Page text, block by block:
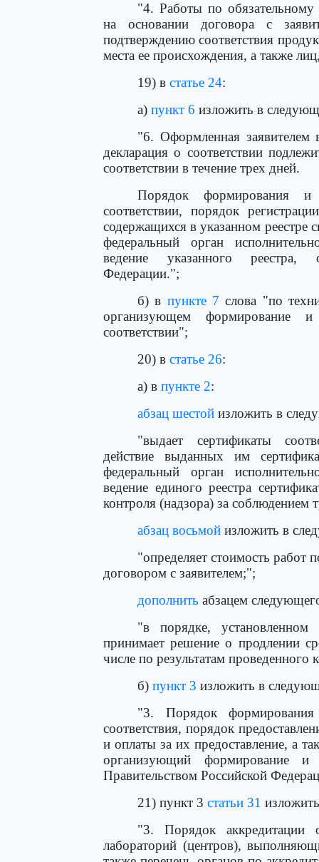
"4. Работы по обязательному
на основании договора с
подтверждению соответствия
места ее происхождения, а также
19) в статье 24:
а) пункт 6 изложить в
"6. Оформленная заявителем
декларация о соответствии
соответствии в течение трех дней.
Порядок формирования и
соответствии, порядок
содержащихся в указанном реестре
федеральный орган
ведение указанного реестра,
Федерации.";
б) в пункте 7 слова "по
организующем формирование
соответствии";
20) в статье 26:
а) в пункте 2:
абзац шестой изложить в
"выдает сертификаты
действие выданных им
федеральный орган
ведение единого реестра
контроля (надзора) за соблюдением
абзац восьмой изложить в
"определяет стоимость работ
договором с заявителем;";
дополнить абзацем
"в порядке, установленном
принимает решение о продлении
числе по результатам
б) пункт 3 изложить в
"3. Порядок формирования
соответствия, порядок
и оплаты за их предоставление, а
организующий формирование и
Правительством Российской
21) пункт 3 статьи 31
"3. Порядок аккредитации
лабораторий (центров),